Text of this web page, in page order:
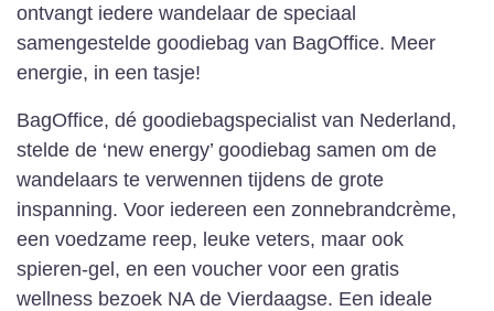
ontvangt iedere wandelaar de speciaal
samengestelde goodiebag van BagOffice. Meer
energie, in een tasje!
BagOffice, dé goodiebagspecialist van Nederland,
stelde de ‘new energy’ goodiebag samen om de
wandelaars te verwennen tijdens de grote
inspanning. Voor iedereen een zonnebrandcrème,
een voedzame reep, leuke veters, maar ook
spieren-gel, en een voucher voor een gratis
wellness bezoek NA de Vierdaagse. Een ideale